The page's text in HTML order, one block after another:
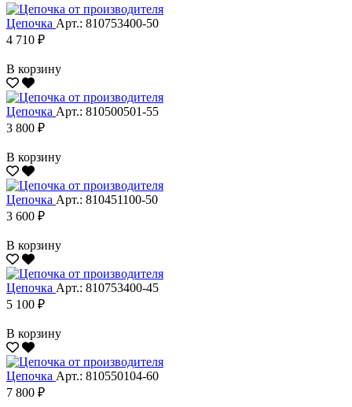
Цепочка Арт.: 810753400-50
4 710 ₽
В корзину
Цепочка Арт.: 810500501-55
3 800 ₽
В корзину
Цепочка Арт.: 810451100-50
3 600 ₽
В корзину
Цепочка Арт.: 810753400-45
5 100 ₽
В корзину
Цепочка Арт.: 810550104-60
7 800 ₽